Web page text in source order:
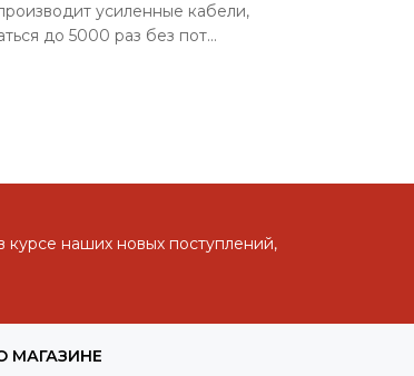
усиленные кабели,
до 5000 раз без пот...
наших новых поступлений,
МАГАЗИНЕ